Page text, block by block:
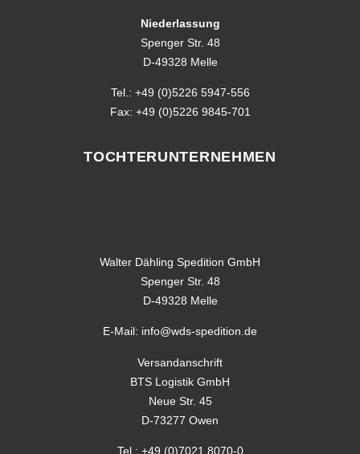
Niederlassung
Spenger Str. 48
D-49328 Melle
Tel.: +49 (0)5226 5947-556
Fax: +49 (0)5226 9845-701
TOCHTERUNTERNEHMEN
Walter Dähling Spedition GmbH
Spenger Str. 48
D-49328 Melle
E-Mail: info@wds-spedition.de
Versandanschrift
BTS Logistik GmbH
Neue Str. 45
D-73277 Owen
Tel.: +49 (0)7021 8070-0